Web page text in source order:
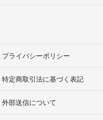
プライバシーポリシー
特定商取引法に基づく表記
外部送信について